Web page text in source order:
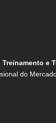
Treinamento e
do